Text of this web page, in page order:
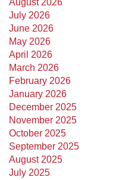
August 2026
July 2026
June 2026
May 2026
April 2026
March 2026
February 2026
January 2026
December 2025
November 2025
October 2025
September 2025
August 2025
July 2025